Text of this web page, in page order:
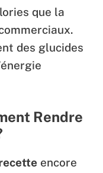
que la
des glucides
Rendre
encore